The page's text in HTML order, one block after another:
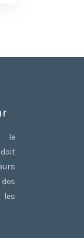
le